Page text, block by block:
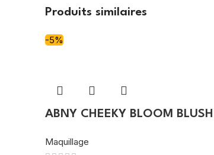
Produits similaires
-5%
ABNY CHEEKY BLOOM BLUSH
Maquillage